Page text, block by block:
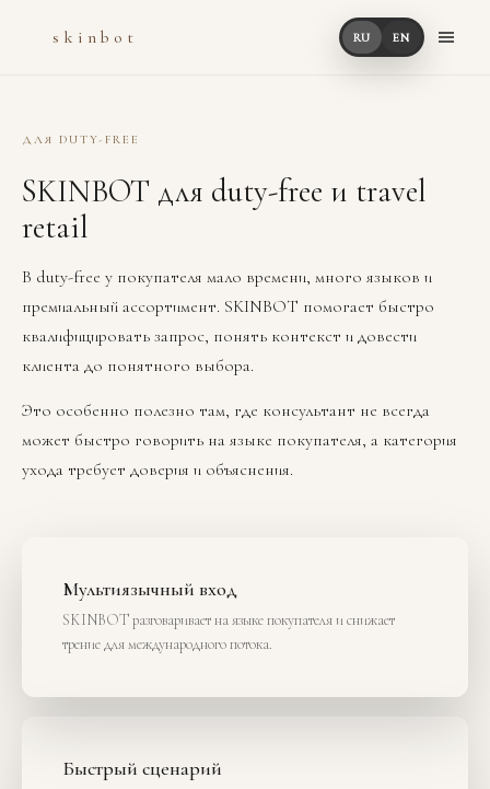
skinbot RU EN
ДЛЯ DUTY-FREE
SKINBOT для duty-free и travel
retail
В duty-free у покупателя мало времени, много языков и
премиальный ассортимент. SKINBOT помогает быстро
квалифицировать запрос, понять контекст и довести
клиента до понятного выбора.
Это особенно полезно там, где консультант не всегда
может быстро говорить на языке покупателя, а категория
ухода требует доверия и объяснения.
Мультиязычный вход
SKINBOT разговаривает на языке покупателя и снижает
трение для международного потока.
Быстрый сценарий